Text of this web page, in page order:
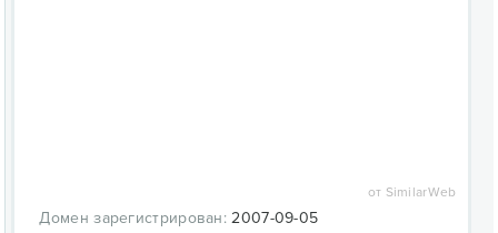
от SimilarWeb
Домен зарегистрирован: 2007-09-05